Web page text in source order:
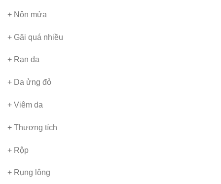
+ Nôn mửa
+ Gãi quá nhiều
+ Rạn da
+ Da ửng đỏ
+ Viêm da
+ Thương tích
+ Rộp
+ Rụng lông